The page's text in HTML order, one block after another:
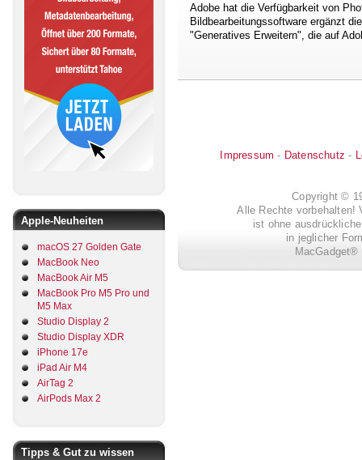
Apple-Neuheiten
macOS 27 Golden Gate
MacBook Neo
MacBook Air M5
MacBook Pro M5 Pro und
M5 Max
Studio Display 2
Studio Display XDR
iPhone 17e
iPad Air M4
AirTag 2
AirPods Max 2
Tipps & Gut zu wissen
Adobe hat die Verfügbarkeit von
Bildbearbeitungssoftware ergänzt
"Generatives Erweitern", die auf
Impressum - Datenschutz -
Copyright ©
Alle Rechte vorbehalten!
ist ohne
in jeglicher
MacGadget®